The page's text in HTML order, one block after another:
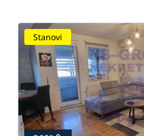
Stanovi